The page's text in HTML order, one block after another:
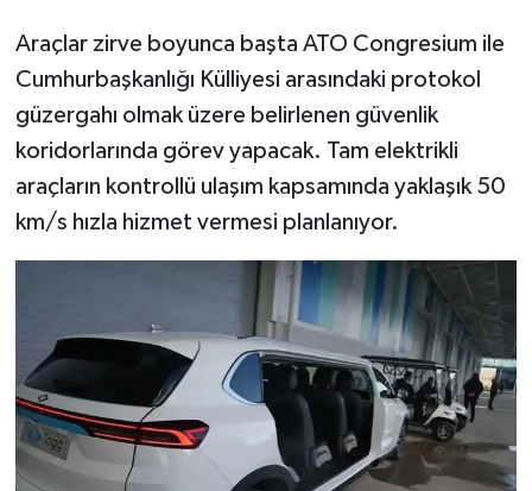
Araçlar zirve boyunca başta ATO Congresium ile
Cumhurbaşkanlığı Külliyesi arasındaki protokol
güzergahı olmak üzere belirlenen güvenlik
koridorlarında görev yapacak. Tam elektrikli
araçların kontrollü ulaşım kapsamında yaklaşık 50
km/s hızla hizmet vermesi planlanıyor.